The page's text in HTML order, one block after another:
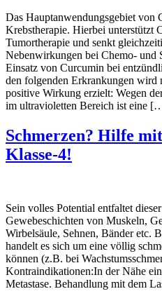
Das Hauptanwendungsgebiet von
Krebstherapie. Hierbei unterstützt
Tumortherapie und senkt
Nebenwirkungen bei Chemo- und
Einsatz von Curcumin bei
den folgenden Erkrankungen
positive Wirkung erzielt: Wegen
im ultravioletten Bereich ist eine
Schmerzen? Hilfe
Klasse-4!
Sein volles Potential entfaltet
Gewebeschichten von Muskeln,
Wirbelsäule, Sehnen, Bänder etc.
handelt es sich um eine völlig
können (z.B. bei
Kontraindikationen:In der Nähe
Metastase. Behandlung mit dem